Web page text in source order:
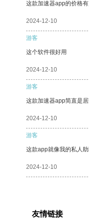
这款加速器app的价格
2024-12-10
游客
这个软件很好用
2024-12-10
游客
这款加速器app简直是
2024-12-10
游客
这款app就像我的私人
2024-12-10
友情链接